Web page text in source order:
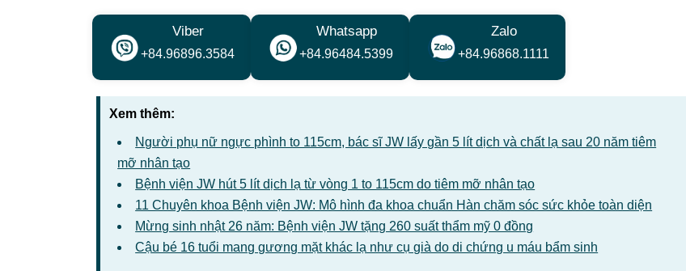
Viber
+84.96896.3584
Whatsapp
+84.96484.5399
Zalo
+84.96868.1111
Xem thêm:
Người phụ nữ ngực phình to 115cm, bác sĩ JW lấy gần 5 lít dịch và chất lạ sau 20 năm tiêm
mỡ nhân tạo
Bệnh viện JW hút 5 lít dịch lạ từ vòng 1 to 115cm do tiêm mỡ nhân tạo
11 Chuyên khoa Bệnh viện JW: Mô hình đa khoa chuẩn Hàn chăm sóc sức khỏe toàn diện
Mừng sinh nhật 26 năm: Bệnh viện JW tặng 260 suất thẩm mỹ 0 đồng
Cậu bé 16 tuổi mang gương mặt khác lạ như cụ già do di chứng u máu bẩm sinh